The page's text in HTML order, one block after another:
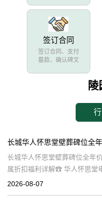
签订合同
签订合同、支付
墓款、确认碑文
长城华人怀思堂壁葬碑位全年
属折扣福利详解☎ 华人怀思堂
5063随着社会的发展和人们观
2026-08-07